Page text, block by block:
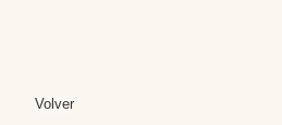
Volver